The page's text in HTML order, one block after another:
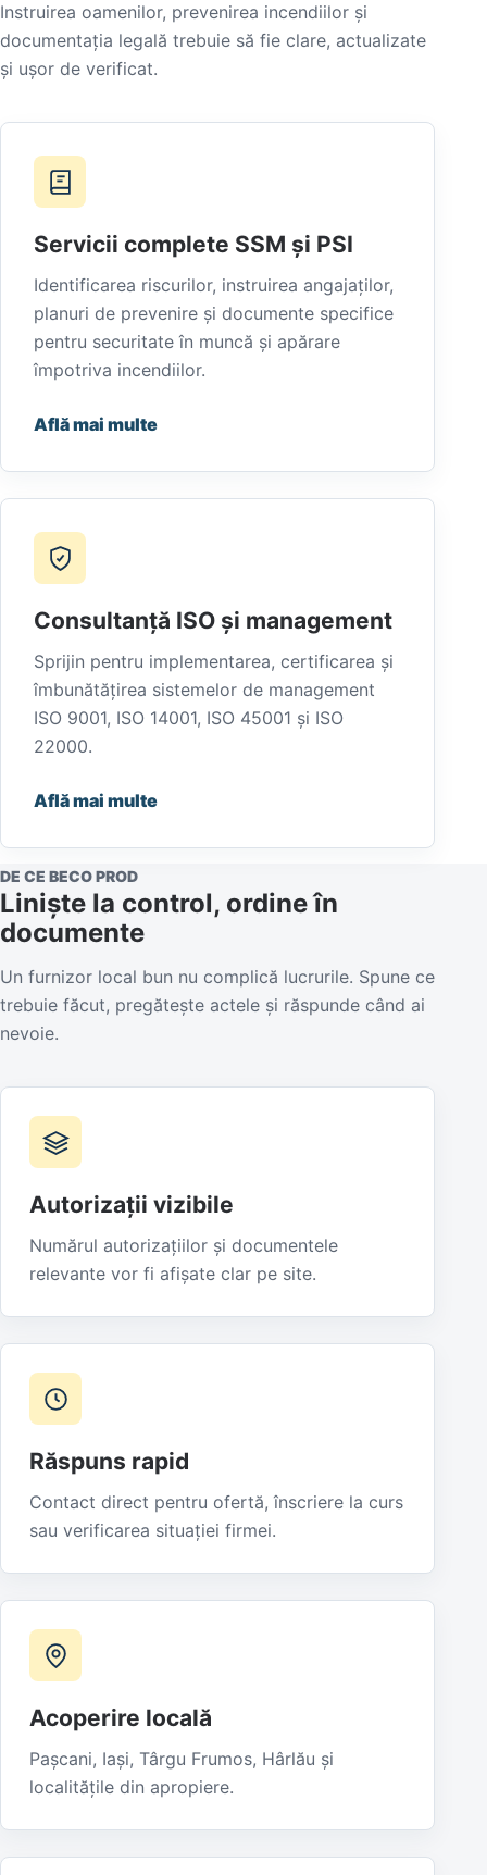
Instruirea oamenilor, prevenirea incendiilor și
documentația legală trebuie să fie clare, actualizate
și ușor de verificat.
Servicii complete SSM și PSI
Identificarea riscurilor, instruirea angajaților,
planuri de prevenire și documente specifice
pentru securitate în muncă și apărare
împotriva incendiilor.
Află mai multe
Consultanță ISO și management
Sprijin pentru implementarea, certificarea și
îmbunătățirea sistemelor de management
ISO 9001, ISO 14001, ISO 45001 și ISO
22000.
Află mai multe
DE CE BECO PROD
Liniște la control, ordine în
documente
Un furnizor local bun nu complică lucrurile. Spune ce
trebuie făcut, pregătește actele și răspunde când ai
nevoie.
Autorizații vizibile
Numărul autorizațiilor și documentele
relevante vor fi afișate clar pe site.
Răspuns rapid
Contact direct pentru ofertă, înscriere la curs
sau verificarea situației firmei.
Acoperire locală
Pașcani, Iași, Târgu Frumos, Hârlău și
localitățile din apropiere.